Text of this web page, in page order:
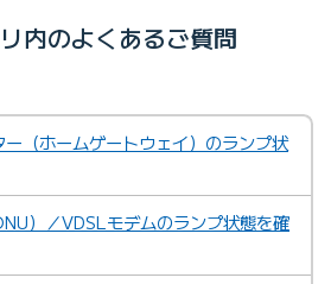
BIGLOBEがレンタル提供してい
内のよくあるご質問
（ホームゲートウェイ）のランプ状
）／VDSLモデムのランプ状態を確